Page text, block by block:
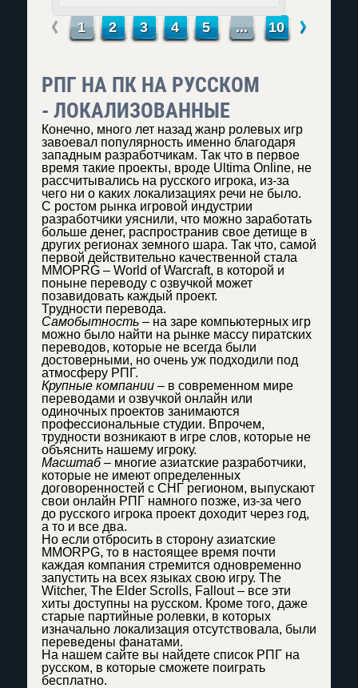
←1 2 3 4 5 ... 10
РПГ НА ПК НА РУССКОМ
- ЛОКАЛИЗОВАННЫЕ
Конечно, много лет назад жанр ролевых игр
завоевал популярность именно благодаря
западным разработчикам. Так что в первое
время такие проекты, вроде Ultima Online, не
рассчитывались на русского игрока, из-за
чего ни о каких локализациях речи не было.
С ростом рынка игровой индустрии
разработчики уяснили, что можно заработать
больше денег, распространив свое детище в
других регионах земного шара. Так что, самой
первой действительно качественной стала
MMOPRG – World of Warcraft, в которой и
поныне переводу с озвучкой может
позавидовать каждый проект.
Трудности перевода.
Самобытность – на заре компьютерных игр
можно было найти на рынке массу пиратских
переводов, которые не всегда были
достоверными, но очень уж подходили под
атмосферу РПГ.
Крупные компании – в современном мире
переводами и озвучкой онлайн или
одиночных проектов занимаются
профессиональные студии. Впрочем,
трудности возникают в игре слов, которые не
объяснить нашему игроку.
Масштаб– многие азиатские разработчики,
которые не имеют определенных
договоренностей с СНГ регионом, выпускают
свои онлайн РПГ намного позже, из-за чего
до русского игрока проект доходит через год,
а то и все два.
Но если отбросить в сторону азиатские
MMORPG, то в настоящее время почти
каждая компания стремится одновременно
запустить на всех языках свою игру. The
Witcher, The Elder Scrolls, Fallout – все эти
хиты доступны на русском. Кроме того, даже
старые партийные ролевки, в которых
изначально локализация отсутствовала, были
переведены фанатами.
На нашем сайте вы найдете список РПГ на
русском, в которые сможете поиграть
бесплатно.